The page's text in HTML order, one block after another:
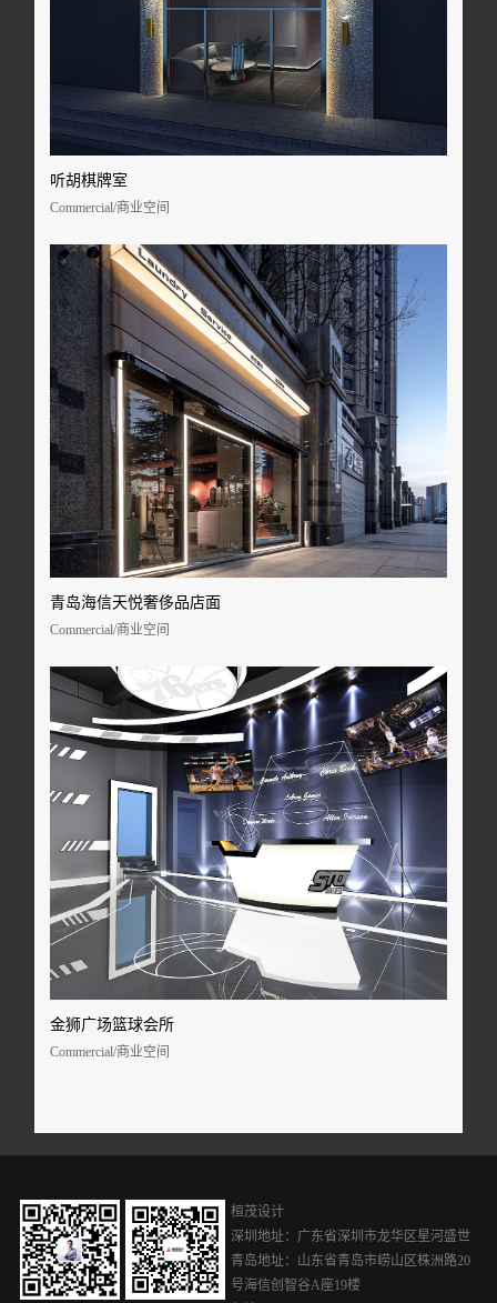
听胡棋牌室
Commercial/商业空间
青岛海信天悦奢侈品店面
Commercial/商业空间
金狮广场篮球会所
Commercial/商业空间
桓茂设计
深圳地址：广东省深圳市龙华区星河盛世
青岛地址：山东省青岛市崂山区株洲路20
号海信创智谷A座19楼